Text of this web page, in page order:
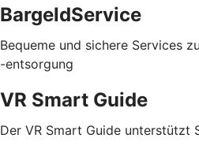
BargeldService
Bequeme und sichere Services
-entsorgung
VR Smart Guide
Der VR Smart Guide unterstützt